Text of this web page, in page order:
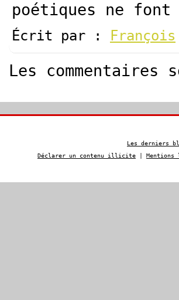
poétiques ne font
Écrit par : François
Les commentaires
Les derniers
Déclarer un contenu illicite | Mentions